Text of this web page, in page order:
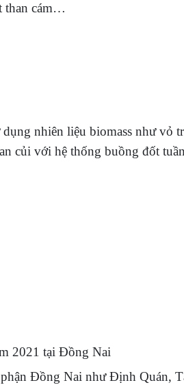
than cám…
nhiên liệu biomass như vỏ
củi với hệ thống buồng đốt
2021 tại Đồng Nai
Đồng Nai như Định Quán,